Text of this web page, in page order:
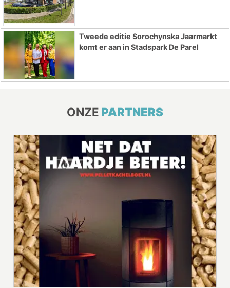
Tweede editie Sorochynska Jaarmarkt
komt er aan in Stadspark De Parel
ONZE PARTNERS